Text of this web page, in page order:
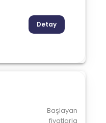
Detay
Başlayan
fiyatlarla